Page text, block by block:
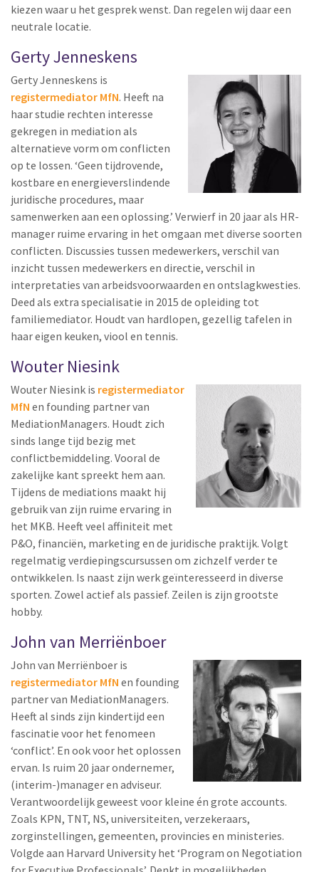
kiezen waar u het gesprek wenst. Dan regelen wij daar een
neutrale locatie.
Gerty Jenneskens
Gerty Jenneskens is
registermediator MfN. Heeft na
haar studie rechten interesse
gekregen in mediation als
alternatieve vorm om conflicten
op te lossen. ‘Geen tijdrovende,
kostbare en energieverslindende
juridische procedures, maar
samenwerken aan een oplossing.’ Verwierf in 20 jaar als HR-
manager ruime ervaring in het omgaan met diverse soorten
conflicten. Discussies tussen medewerkers, verschil van
inzicht tussen medewerkers en directie, verschil in
interpretaties van arbeidsvoorwaarden en ontslagkwesties.
Deed als extra specialisatie in 2015 de opleiding tot
familiemediator. Houdt van hardlopen, gezellig tafelen in
haar eigen keuken, viool en tennis.
Wouter Niesink
Wouter Niesink is registermediator
MfN en founding partner van
MediationManagers. Houdt zich
sinds lange tijd bezig met
conflictbemiddeling. Vooral de
zakelijke kant spreekt hem aan.
Tijdens de mediations maakt hij
gebruik van zijn ruime ervaring in
het MKB. Heeft veel affiniteit met
P&O, financiën, marketing en de juridische praktijk. Volgt
regelmatig verdiepingscursussen om zichzelf verder te
ontwikkelen. Is naast zijn werk geïnteresseerd in diverse
sporten. Zowel actief als passief. Zeilen is zijn grootste
hobby.
John van Merriënboer
John van Merriënboer is
registermediator MfN en founding
partner van MediationManagers.
Heeft al sinds zijn kindertijd een
fascinatie voor het fenomeen
‘conflict’. En ook voor het oplossen
ervan. Is ruim 20 jaar ondernemer,
(interim-)manager en adviseur.
Verantwoordelijk geweest voor kleine én grote accounts.
Zoals KPN, TNT, NS, universiteiten, verzekeraars,
zorginstellingen, gemeenten, provincies en ministeries.
Volgde aan Harvard University het ‘Program on Negotiation